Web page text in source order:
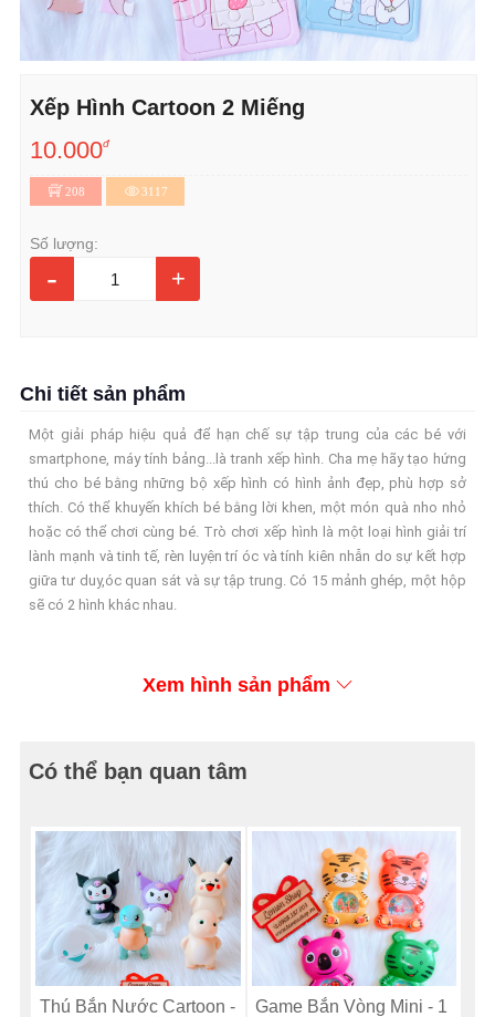
Xếp Hình Cartoon 2 Miếng
10.000đ
208 3117
Số lượng:
- +
Chi tiết sản phẩm
Một giải pháp hiệu quả để hạn chế sự tập trung của các bé với
smartphone, máy tính bảng...là tranh xếp hình. Cha mẹ hãy tạo hứng
thú cho bé bằng những bộ xếp hình có hình ảnh đẹp, phù hợp sở
thích. Có thể khuyến khích bé bằng lời khen, một món quà nho nhỏ
hoặc có thể chơi cùng bé. Trò chơi xếp hình là một loại hình giải trí
lành mạnh và tinh tế, rèn luyện trí óc và tính kiên nhẫn do sự kết hợp
giữa tư duy,óc quan sát và sự tập trung. Có 15 mảnh ghép, một hộp
sẽ có 2 hình khác nhau.
Xem hình sản phẩm
Có thể bạn quan tâm
Thú Bắn Nước Cartoon -
Game Bắn Vòng Mini - 1